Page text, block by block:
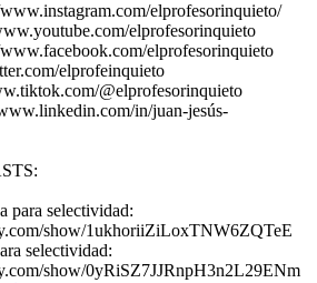
elprofesorinquieto/
elprofesorinquieto
elprofesorinquieto
elprofeinquieto
@elprofesorinquieto
in/juan-jesús-
para selectividad:
show/1ukhoriiZiLoxTNW6ZQTeE
selectividad:
show/0yRiSZ7JJRnpH3n2L29ENm